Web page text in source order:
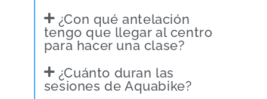
¿Con qué antelación
tengo que llegar al centro
para hacer una clase?
¿Cuánto duran las
sesiones de Aquabike?